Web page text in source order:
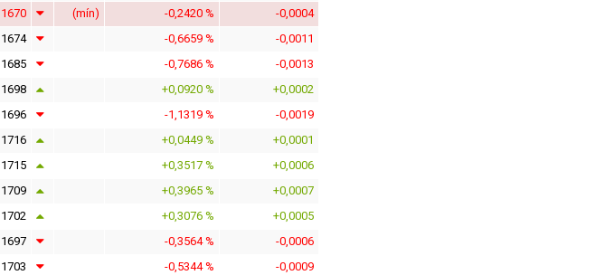
(mín) -0,2420 %
-0,0004
-0,6659 %
-0,0011
-0,7686 %
-0,0013
+0,0920 %
+0,0002
-1,1319 %
-0,0019
+0,0449 %
+0,0001
+0,3517 %
+0,0006
+0,3965 %
+0,0007
+0,3076 %
+0,0005
-0,3564 %
-0,0006
-0,5344 %
-0,0009